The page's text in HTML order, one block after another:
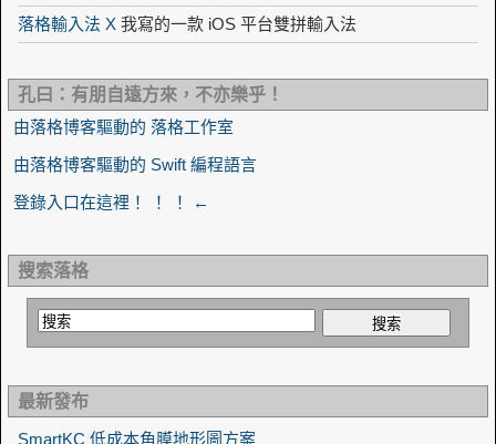
落格輸入法 X 我寫的一款 iOS 平台雙拼輸入法
孔曰：有朋自遠方來，不亦樂乎！
由落格博客驅動的 落格工作室
由落格博客驅動的 Swift 編程語言
登錄入口在這裡！ ！ ！ ←
搜索落格
最新發布
SmartKC 低成本角膜地形圖方案